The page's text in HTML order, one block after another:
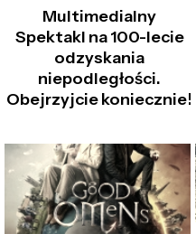
Multimedialny
Spektakl na 100-lecie
odzyskania
niepodległości.
Obejrzyjcie koniecznie!